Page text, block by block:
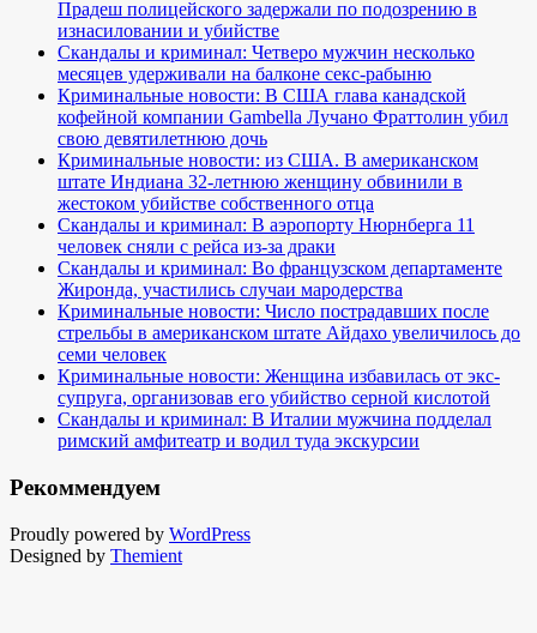
Прадеш полицейского задержали по подозрению в
изнасиловании и убийстве
Скандалы и криминал: Четверо мужчин несколько
месяцев удерживали на балконе секс-рабыню
Криминальные новости: В США глава канадской
кофейной компании Gambella Лучано Фраттолин убил
свою девятилетнюю дочь
Криминальные новости: из США. В американском
штате Индиана 32-летнюю женщину обвинили в
жестоком убийстве собственного отца
Скандалы и криминал: В аэропорту Нюрнберга 11
человек сняли с рейса из-за драки
Скандалы и криминал: Во французском департаменте
Жиронда, участились случаи мародерства
Криминальные новости: Число пострадавших после
стрельбы в американском штате Айдахо увеличилось до
семи человек
Криминальные новости: Женщина избавилась от экс-
супруга, организовав его убийство серной кислотой
Скандалы и криминал: В Италии мужчина подделал
римский амфитеатр и водил туда экскурсии
Рекоммендуем
Proudly powered by WordPress
Designed by Themient